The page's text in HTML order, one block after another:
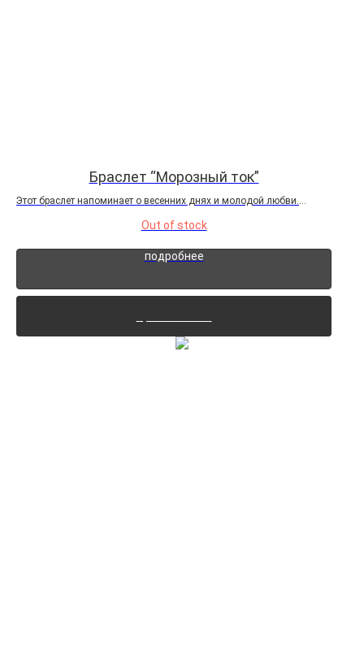
Браслет “Морозный ток”
Этот браслет напоминает о весенних днях и молодой любви.
мимолетных мгновений. Камни из речного жемчуга в форме
Out of stock
подробнее